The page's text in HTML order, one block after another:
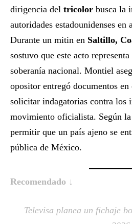
dirigencia del tricolor busca la
autoridades estadounidenses en
Durante un mitin en Saltillo,
sostuvo que este acto
soberanía nacional. Montiel
opositor entregó documentos
solicitar indagatorias contra los
movimiento oficialista. Según
permitir que un país ajeno se
pública de México.
Recomendado ↓
Televisa planea un fichaje